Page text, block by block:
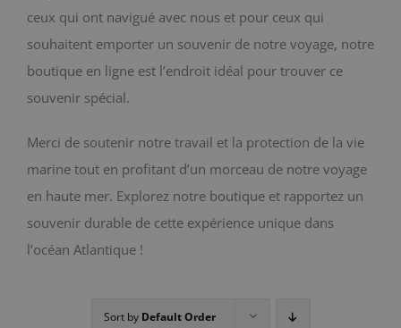
ceux qui ont navigué avec nous et pour ceux qui
souhaitent emporter un souvenir de notre voyage, notre
boutique en ligne est l’endroit idéal pour trouver ce
souvenir spécial.
Merci de soutenir notre travail et la protection de la vie
marine tout en profitant d’un morceau de notre voyage
en haute mer. Explorez notre boutique et rapportez un
souvenir durable de cette expérience unique dans
l’océan Atlantique !
Sort by Default Order